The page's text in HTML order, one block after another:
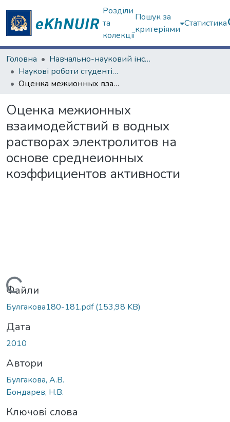
Розділи
та
колекції
Пошук за
критеріями
Статистика
Головна
Навчально-науковий інститут Хімії
Наукові роботи студентів та аспірантів. Навчально-науковий інститут Хімії
Оценка межионных взаимодействий в водных растворах электролитов на основе среднеионных коэффициентов активности
Оценка межионных
взаимодействий в водных
растворах электролитов на
основе среднеионных
коэффициентов активности
Вантажиться...
Файли
Булгакова180-181.pdf(153,98 KB)
Дата
2010
Автори
Булгакова, А.В.
Бондарев, Н.В.
Ключові слова